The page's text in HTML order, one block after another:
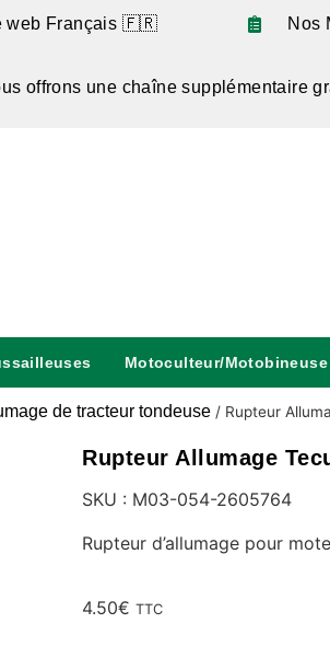
Français 🇫🇷 Nos
offrons une chaîne supplémentaire
Motoculteur/Motobineuse
de tracteur tondeuse / Rupteur
Rupteur Allumage
SKU : M03-054-2605764
Rupteur d’allumage pour
4.50€ TTC